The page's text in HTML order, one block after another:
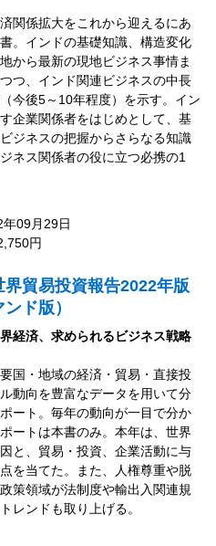
関係拡大をこれから迎えるにあ
。インドの基礎知識、構造変化
から最新の現地ビジネス事情ま
つ、インド関連ビジネスの中長
今後5～10年程度）を示す。イン
企業関係者をはじめとして、基
ジネスの把握からさらなる知識
ネス関係者の役に立つ必携の1
09月29日
円
界貿易投資報告2022年版
ンド版）
経済、求められるビジネス戦略
国・地域の経済・貿易・直接投
動向を豊富なデータを用いて分
ート。毎年の動向が一目で分か
ートは本書のみ。本年は、世界
と、貿易・投資、企業活動に与
を当てた。また、人権尊重や脱
策領域が法制度や輸出入関連規
レンドも取り上げる。